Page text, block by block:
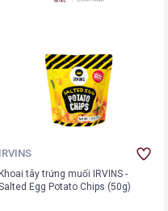
IRVINS
Khoai tây trứng muối IRVINS -
Egg Potato Chips (50g)